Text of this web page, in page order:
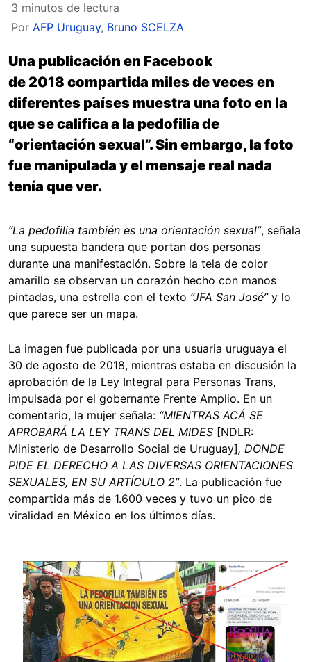
3 minutos de lectura
Por AFP Uruguay, Bruno SCELZA
Una publicación en Facebook
de 2018 compartida miles de veces en
diferentes países muestra una foto en la
que se califica a la pedofilia de
“orientación sexual”. Sin embargo, la foto
fue manipulada y el mensaje real nada
tenía que ver.
“La pedofilia también es una orientación sexual”, señala
una supuesta bandera que portan dos personas
durante una manifestación. Sobre la tela de color
amarillo se observan un corazón hecho con manos
pintadas, una estrella con el texto “JFA San José”y lo
que parece ser un mapa.
La imagen fue publicada por una usuaria uruguaya el
30 de agosto de 2018, mientras estaba en discusión la
aprobación de la Ley Integral para Personas Trans,
impulsada por el gobernante Frente Amplio. En un
comentario, la mujer señala: “MIENTRAS ACÁ SE
APROBARÁ LA LEY TRANS DEL MIDES [NDLR:
Ministerio de Desarrollo Social de Uruguay], DONDE
PIDE EL DERECHO A LAS DIVERSAS ORIENTACIONES
SEXUALES, EN SU ARTÍCULO 2”. La publicación fue
compartida más de 1.600 veces y tuvo un pico de
viralidad en México en los últimos días.
Image